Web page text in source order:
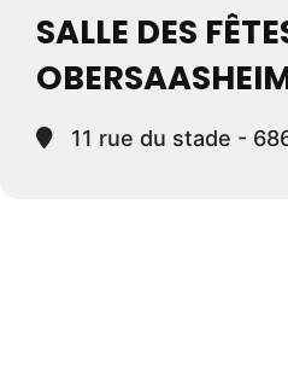
SALLE DES
11 rue du stade -